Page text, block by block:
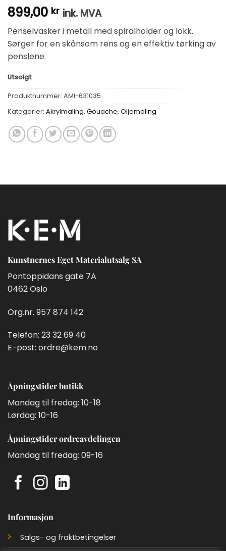
899,00 kr ink. MVA
Penselvasker i metall med spiralholder og lokk.
Sørger for en skånsom rens og en effektiv tørking av
penslene.
Utsolgt
Produktnummer: AMI-631035
Kategorier: Akrylmaling, Gouache, Oljemaling
Kunstnernes Eget Materialutsalg SA
Pontoppidans gate 7A
0462 Oslo
Org.nr. 957 874 142
Telefon: 23 32 69 40
E-post: ordre@kem.no
Åpningstider butikk
Mandag til fredag: 10-18
Lørdag: 10-16
Åpningstider ordreavdelingen
Mandag til fredag: 09-16
Informasjon
Salgs- og fraktbetingelser